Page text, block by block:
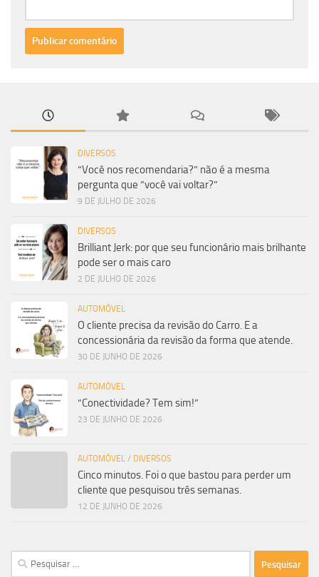
DIVERSOS
“Você nos recomendaria?” não é a mesma
pergunta que “você vai voltar?”
9 DE JULHO DE 2026
DIVERSOS
Brilliant Jerk: por que seu funcionário mais brilhante
pode ser o mais caro
2 DE JULHO DE 2026
AUTOMÓVEL
O cliente precisa da revisão do Carro. E a
concessionária da revisão da forma que atende.
30 DE JUNHO DE 2026
AUTOMÓVEL
“Conectividade? Tem sim!”
23 DE JUNHO DE 2026
AUTOMÓVEL / DIVERSOS
Cinco minutos. Foi o que bastou para perder um
cliente que pesquisou três semanas.
12 DE JUNHO DE 2026
Pesquisar